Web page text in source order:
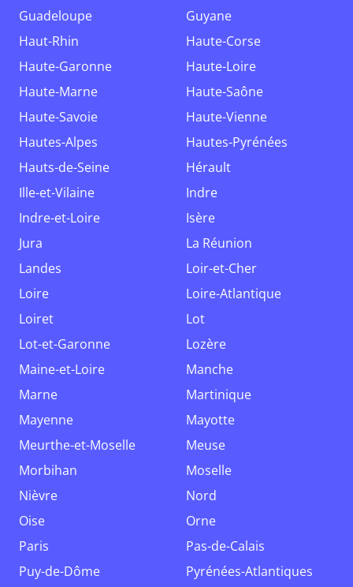
Guadeloupe
Guyane
Haut-Rhin
Haute-Corse
Haute-Garonne
Haute-Loire
Haute-Marne
Haute-Saône
Haute-Savoie
Haute-Vienne
Hautes-Alpes
Hautes-Pyrénées
Hauts-de-Seine
Hérault
Ille-et-Vilaine
Indre
Indre-et-Loire
Isère
Jura
La Réunion
Landes
Loir-et-Cher
Loire
Loire-Atlantique
Loiret
Lot
Lot-et-Garonne
Lozère
Maine-et-Loire
Manche
Marne
Martinique
Mayenne
Mayotte
Meurthe-et-Moselle
Meuse
Morbihan
Moselle
Nièvre
Nord
Oise
Orne
Paris
Pas-de-Calais
Puy-de-Dôme
Pyrénées-Atlantiques